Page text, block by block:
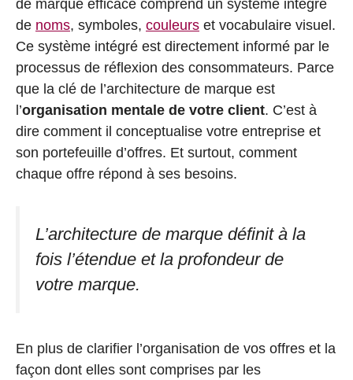
de marque efficace comprend un système intégré
de noms, symboles, couleurs et vocabulaire visuel.
Ce système intégré est directement informé par le
processus de réflexion des consommateurs. Parce
que la clé de l’architecture de marque est
l’organisation mentale de votre client. C’est à
dire comment il conceptualise votre entreprise et
son portefeuille d’offres. Et surtout, comment
chaque offre répond à ses besoins.
L’architecture de marque définit à la
fois l’étendue et la profondeur de
votre marque.
En plus de clarifier l’organisation de vos offres et la
façon dont elles sont comprises par les